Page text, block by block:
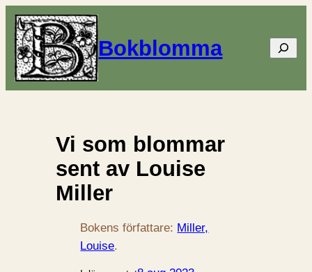
Bokblomma Sök
Vi som blommar
sent av Louise
Miller
Bokens författare: Miller,
Louise.